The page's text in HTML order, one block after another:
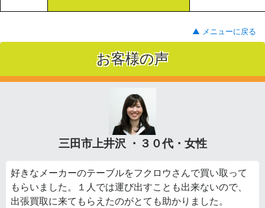
▲ メニューに戻る
お客様の声
三田市上井沢 ・３０代・女性
好きなメーカーのテーブルをフクロウさんで買い取って
もらいました。１人では運び出すことも出来ないので、
出張買取に来てもらえたのがとても助かりました。